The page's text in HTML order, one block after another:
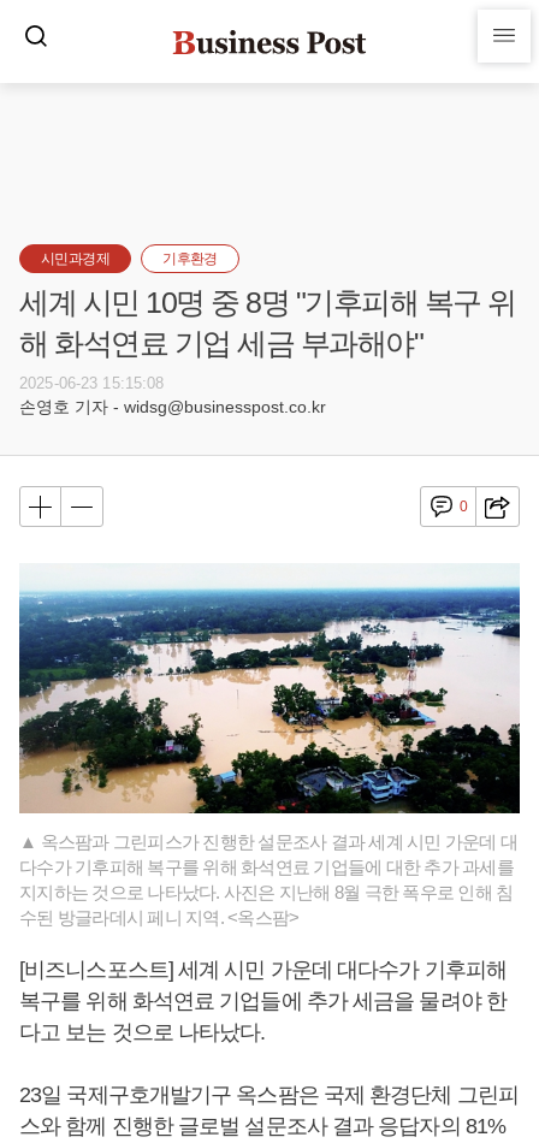
시민과경제 기후환경
세계 시민 10명 중 8명 "기후피해 복구 위
해 화석연료 기업 세금 부과해야"
2025-06-23 15:15:08
손영호 기자 - widsg@businesspost.co.kr
0
▲ 옥스팜과 그린피스가 진행한 설문조사 결과 세계 시민 가운데 대
다수가 기후피해 복구를 위해 화석연료 기업들에 대한 추가 과세를
지지하는 것으로 나타났다. 사진은 지난해 8월 극한 폭우로 인해 침
수된 방글라데시 페니 지역. <옥스팜>
[비즈니스포스트] 세계 시민 가운데 대다수가 기후피해
복구를 위해 화석연료 기업들에 추가 세금을 물려야 한
다고 보는 것으로 나타났다.
23일 국제구호개발기구 옥스팜은 국제 환경단체 그린피
스와 함께 진행한 글로벌 설문조사 결과 응답자의 81%